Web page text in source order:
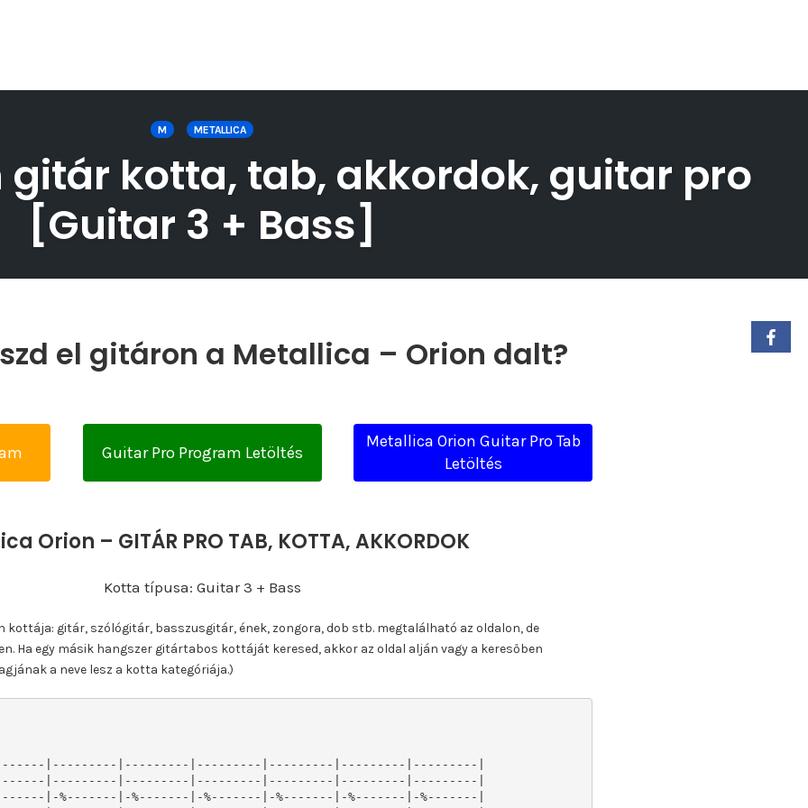
M METALLICA
kotta, tab, akkordok, guitar pro
[Guitar 3 + Bass]
el gitáron a Metallica – Orion dalt?
Guitar Pro Program Letöltés
Metallica Orion Guitar Pro Tab
Letöltés
Orion – GITÁR PRO TAB, KOTTA, AKKORDOK
Kotta típusa: Guitar 3 + Bass
kottája: gitár, szólógitár, basszusgitár, ének, zongora, dob stb. megtalálható az oldalon, de
Ha egy másik hangszer gitártabos kottáját keresed, akkor az oldal alján vagy a keresőben
a neve lesz a kotta kategóriája.)